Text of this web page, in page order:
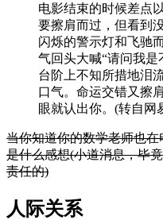
电影结束的时候差点
要擦肩而过，但看到
闪烁的警示灯和飞驰
气回头大喊“请问我是
台阶上不知所措地泪
口气。命运交错又擦
眼就认出你。(转自网
当你知道你的数学老师也
是什么感想(小道消息，毕
责任的)
人际关系